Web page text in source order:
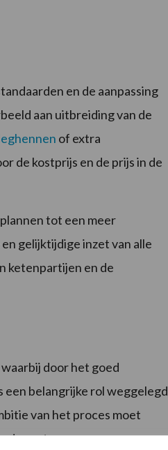
en de aanpassing
aan uitbreiding van de
of extra
de kostprijs en de prijs in de
tot een meer
gelijktijdige inzet van alle
ketenpartijen en de
door het goed
belangrijke rol weggelegd
van het proces moet
de route naar een meer